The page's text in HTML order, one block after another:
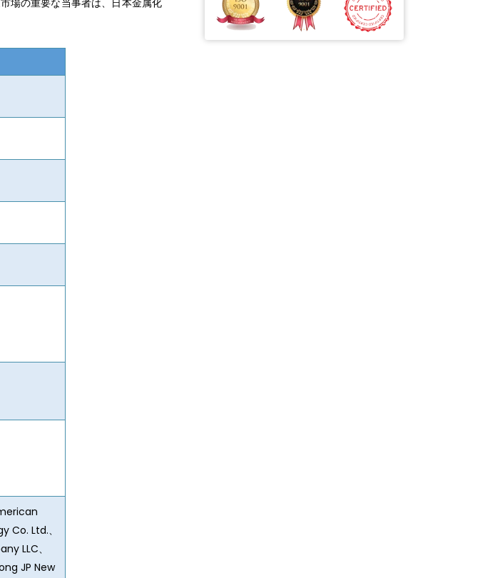
場の重要な当事者は、日本金属化
Ltd.、
LLC、
JP New